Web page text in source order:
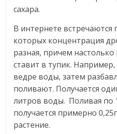
сахара.
В интернете
которых концентрация
разная, причем настолько
ставит в тупик.
ведре воды, затем
поливают. Получается
литров воды. Поливая по
получается примерно
растение.